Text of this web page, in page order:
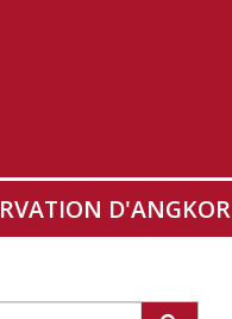
D'ANGKOR